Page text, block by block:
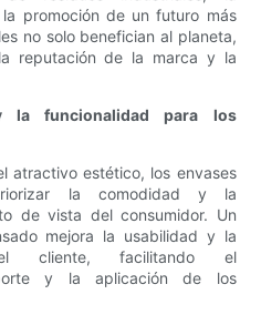
promoción de un futuro más
no solo benefician al planeta,
reputación de la marca y la
la funcionalidad para los
atractivo estético, los envases
la comodidad y la
de vista del consumidor. Un
mejora la usabilidad y la
cliente, facilitando el
y la aplicación de los